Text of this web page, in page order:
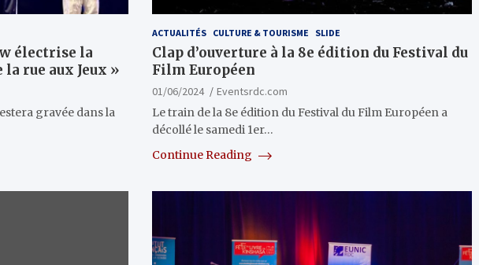
électrise la
la rue aux Jeux »
gravée dans la
ACTUALITÉS CULTURE & TOURISME SLIDE
Clap d’ouverture à la 8e édition du Festival du
Film Européen
01/06/2024
Eventsrdc.com
Le train de la 8e édition du Festival du Film Européen a
décollé le samedi 1er…
Continue Reading